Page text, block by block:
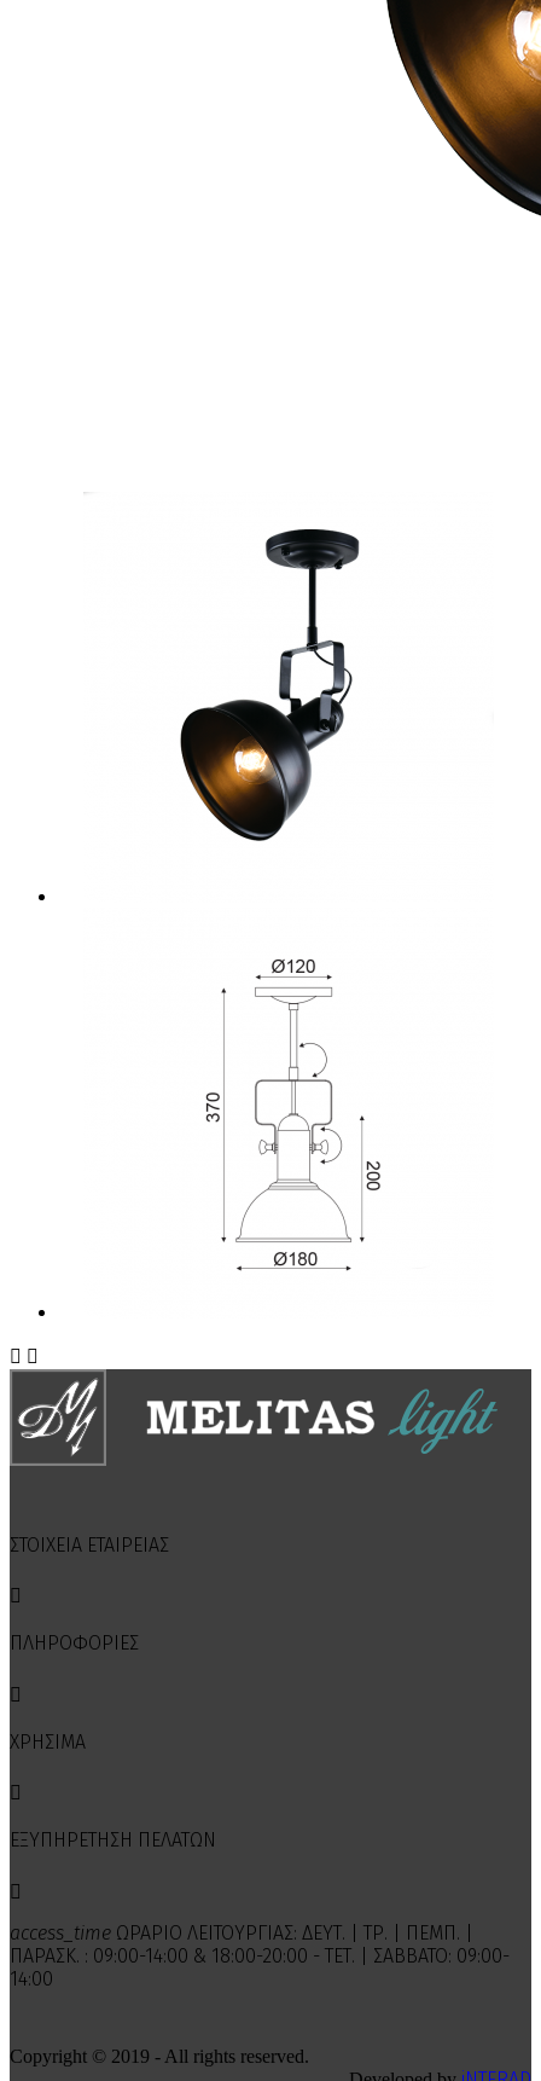
 
ΣΤΟΙΧΕΙΑ ΕΤΑΙΡΕΙΑΣ

ΠΛΗΡΟΦΟΡΙΕΣ

ΧΡΗΣΙΜΑ

ΕΞΥΠΗΡΕΤΗΣΗ ΠΕΛΑΤΩΝ

access_time ΩΡΑΡΙΟ ΛΕΙΤΟΥΡΓΙΑΣ: ΔΕΥΤ. | ΤΡ. | ΠΕΜΠ. |
ΠΑΡΑΣΚ. : 09:00-14:00 & 18:00-20:00 - ΤΕΤ. | ΣΑΒΒΑΤΟ: 09:00-
14:00
Copyright © 2019 - All rights reserved.